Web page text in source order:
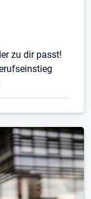
zu dir passt!